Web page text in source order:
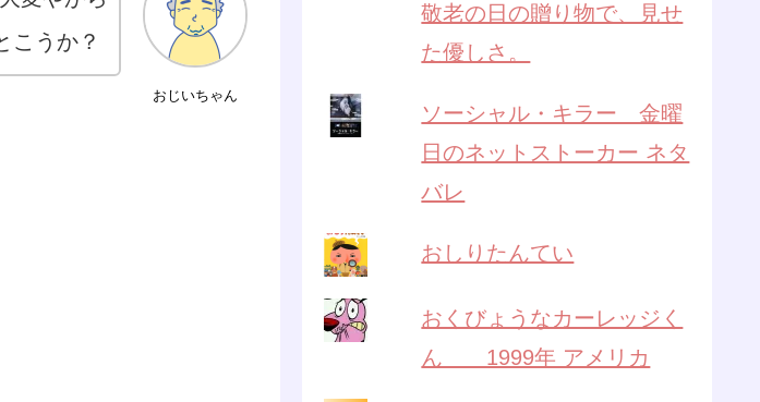
おじいちゃん
こうか？
敬老の日の贈り物で、見せ
た優しさ。
ソーシャル・キラー 金曜
日のネットストーカー ネタ
バレ
おしりたんてい
おくびょうなカーレッジく
ん 1999年 アメリカ